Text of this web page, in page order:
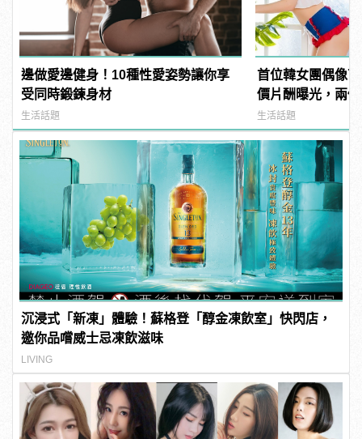
邊做愛邊健身！10種性愛姿勢讓你享
受同時鍛鍊身材
生活話題
首位韓女團偶像
價片酬曝光，兩
生活話題
沉浸式「新凍」體驗！蘇格登「醇金凍飲室」快閃店，
邀你品嚐威士忌凍飲滋味
LIVING